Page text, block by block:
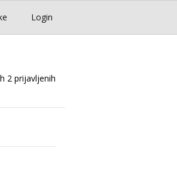
Login
2 prijavljenih